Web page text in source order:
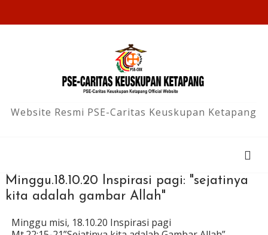
Website Resmi PSE-Caritas Keuskupan Ketapang
Minggu.18.10.20 Inspirasi pagi: "sejatinya
kita adalah gambar Allah"
Minggu misi, 18.10.20 Inspirasi pagi